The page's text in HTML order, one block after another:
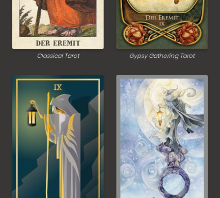
Classical Tarot Gypsy Gathering Tarot